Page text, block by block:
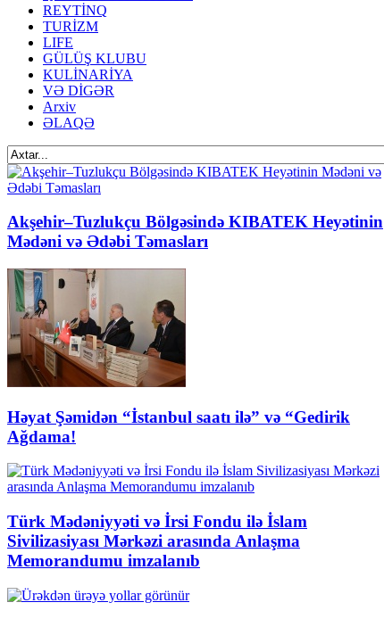
REYTİNQ
TURİZM
LIFE
GÜLÜŞ KLUBU
KULİNARİYA
VƏ DİGƏR
Arxiv
ƏLAQƏ
Akşehir–Tuzlukçu Bölgəsində KIBATEK Heyətinin
Mədəni və Ədəbi Təmasları
Həyat Şəmidən “İstanbul saatı ilə” və “Gedirik
Ağdama!
Türk Mədəniyyəti və İrsi Fondu ilə İslam
Sivilizasiyası Mərkəzi arasında Anlaşma
Memorandumu imzalanıb